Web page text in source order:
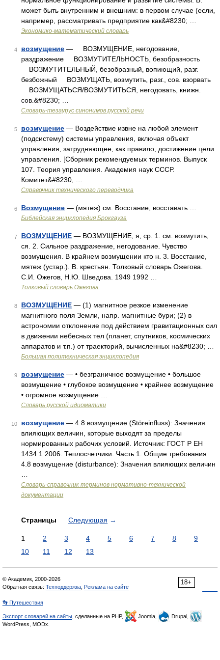
может быть внутренним и внешним: в первом случае (если,
например, рассматривать предприятие как&#8230; …
Экономико-математический словарь
4 возмущение — ВОЗМУЩЕНИЕ, негодование,
раздражение ВОЗМУТИТЕЛЬНОСТЬ, безобразность
ВОЗМУТИТЕЛЬНЫЙ, безобразный, вопиющий, разг.
безбожный ВОЗМУЩАТЬ, возмутить, разг., сов. взорвать
ВОЗМУЩАТЬСЯ/ВОЗМУТИТЬСЯ, негодовать, книжн.
сов.&#8230; …
Словарь-тезаурус синонимов русской речи
5 возмущение — Воздействие извне на любой элемент
(подсистему) системы управления, включая объект
управления, затрудняющее, как правило, достижение цели
управления. [Сборник рекомендуемых терминов. Выпуск
107. Теория управления. Академия наук СССР.
Комитет&#8230; …
Справочник технического переводчика
6 Возмущение — (мятеж) см. Восстание, восставать …
Библейская энциклопедия Брокгауза
7 ВОЗМУЩЕНИЕ — ВОЗМУЩЕНИЕ, я, ср. 1. см. возмутить,
ся. 2. Сильное раздражение, негодование. Чувство
возмущения. В крайнем возмущении кто н. 3. Восстание,
мятеж (устар.). В. крестьян. Толковый словарь Ожегова.
С.И. Ожегов, Н.Ю. Шведова. 1949 1992 …
Толковый словарь Ожегова
8 ВОЗМУЩЕНИЕ — (1) магнитное резкое изменение
магнитного поля Земли, напр. магнитные бури; (2) в
астрономии отклонение под действием гравитационных сил
в движении небесных тел (планет, спутников, космических
аппаратов и т.п.) от траекторий, вычисленных на&#8230; …
Большая политехническая энциклопедия
9 возмущение — • безграничное возмущение • большое
возмущение • глубокое возмущение • крайнее возмущение
• огромное возмущение …
Словарь русской идиоматики
10 возмущение — 4.8 возмущение (Störeinfluss): Значения
влияющих величин, которые выходят за пределы
нормированных рабочих условий. Источник: ГОСТ Р ЕН
1434 1 2006: Теплосчетчики. Часть 1. Общие требования
4.8 возмущение (disturbance): Значения влияющих величин
Словарь-справочник терминов нормативно-технической
документации
Страницы Следующая →
1 2 3 4 5 6 7 8
9
10
11 12 13
18+
© Академик, 2000-2026
Обратная связь: Техподдержка Реклама на сайте
👣 Путешествия
Экспорт словарей на сайты , сделанные на PHP, Joomla,
Drupal,
WordPress, MODx.